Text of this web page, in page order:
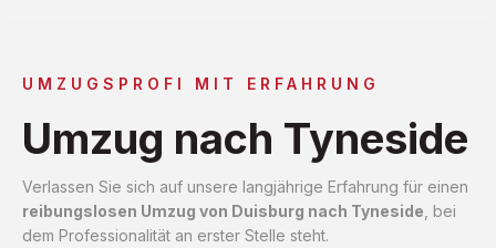
UMZUGSPROFI MIT ERFAHRUNG
Umzug nach Tyneside
Verlassen Sie sich auf unsere langjährige Erfahrung für einen
reibungslosen Umzug von Duisburg nach Tyneside , bei
dem Professionalität an erster Stelle steht.